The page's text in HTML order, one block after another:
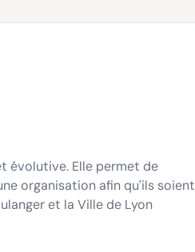
évolutive. Elle permet de
organisation afin qu'ils soient
et la Ville de Lyon